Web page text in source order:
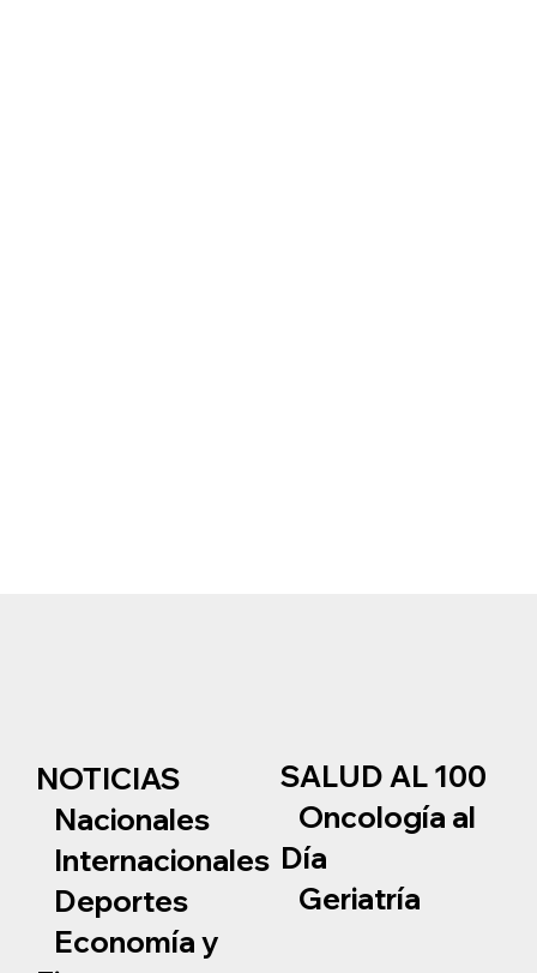
NOTICIAS
Nacionales
Internacionales
Deportes
Economía y
SALUD AL 100
Oncología al
Día
Geriatría